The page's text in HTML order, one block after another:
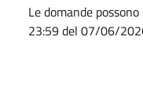
Le domande
23:59 del 07/06/